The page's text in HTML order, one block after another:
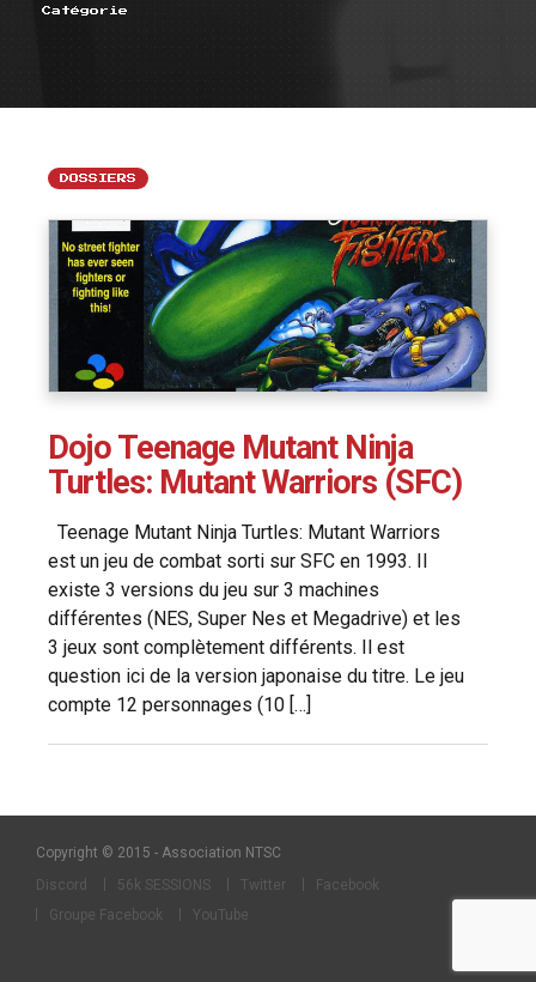
Catégorie
DOSSIERS
Dojo Teenage Mutant Ninja
Turtles: Mutant Warriors (SFC)
Teenage Mutant Ninja Turtles: Mutant Warriors
est un jeu de combat sorti sur SFC en 1993. Il
existe 3 versions du jeu sur 3 machines
différentes (NES, Super Nes et Megadrive) et les
3 jeux sont complètement différents. Il est
question ici de la version japonaise du titre. Le jeu
compte 12 personnages (10 […]
Copyright © 2015 - Association NTSC
Discord
56k SESSIONS Twitter
Facebook
Groupe Facebook
YouTube